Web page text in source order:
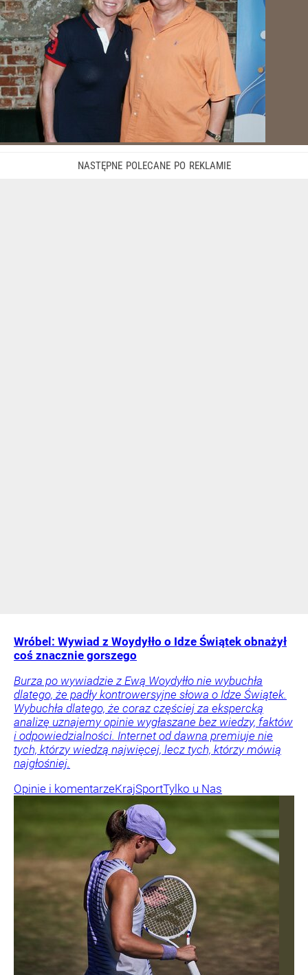
Wróbel: Wywiad z Woydyłło o Idze Świątek obnażył
coś znacznie gorszego
Burza po wywiadzie z Ewą Woydyłło nie wybuchła
dlatego, że padły kontrowersyjne słowa o Idze Świątek.
Wybuchła dlatego, że coraz częściej za ekspercką
analizę uznajemy opinie wygłaszane bez wiedzy, faktów
i odpowiedzialności. Internet od dawna premiuje nie
tych, którzy wiedzą najwięcej, lecz tych, którzy mówią
najgłośniej.
Opinie i komentarzeKrajSportTylko u Nas